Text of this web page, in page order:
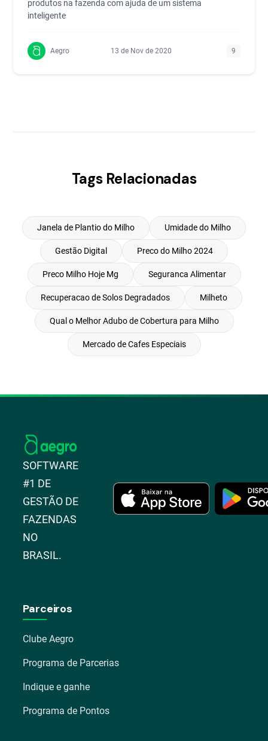
produtos na fazenda com ajuda de um sistema
inteligente
Aegro 13 de Nov de 2020 9
Tags Relacionadas
Janela de Plantio do Milho Umidade do Milho
Gestão Digital Preco do Milho 2024
Preco Milho Hoje Mg Seguranca Alimentar
Recuperacao de Solos Degradados Milheto
Qual o Melhor Adubo de Cobertura para Milho
Mercado de Cafes Especiais
SOFTWARE
#1 DE
GESTÃO DE
FAZENDAS
NO
BRASIL.
Parceiros
Clube Aegro
Programa de Parcerias
Indique e ganhe
Programa de Pontos